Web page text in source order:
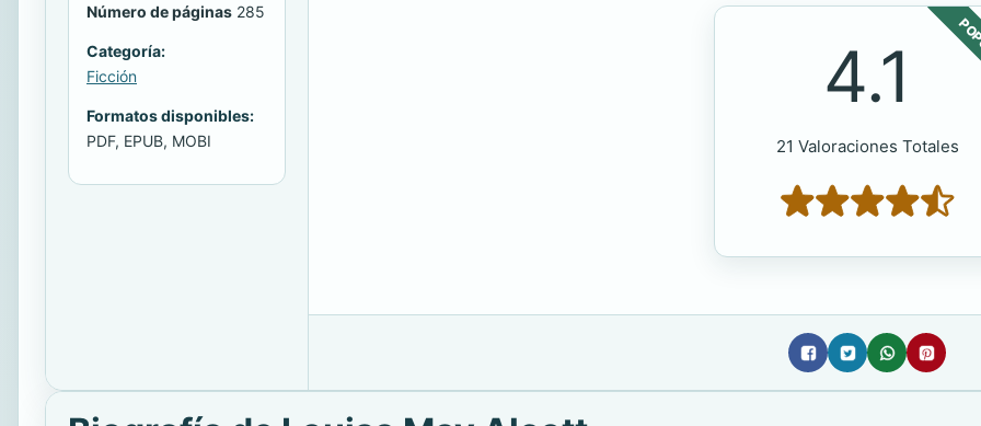
Número de páginas 285
Categoría:
Ficción
Formatos disponibles:
PDF, EPUB, MOBI
4.1
21 Valoraciones Totales